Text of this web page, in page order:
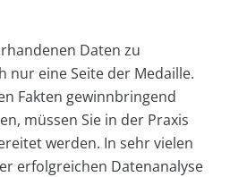
Daten zu
nur eine Seite der Medaille.
Fakten gewinnbringend
müssen Sie in der Praxis
werden. In sehr vielen
erfolgreichen Datenanalyse